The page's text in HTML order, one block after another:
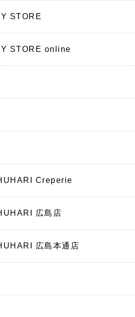
STORE
STORE online
Creperie
広島店
広島本通店